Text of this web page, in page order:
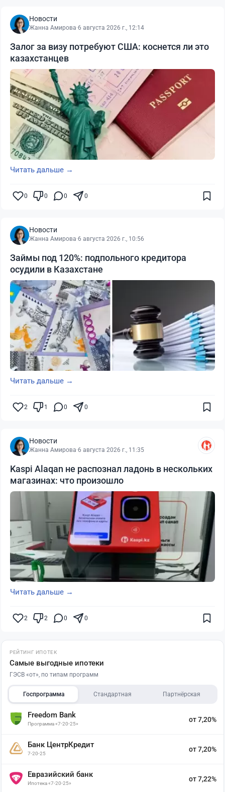
Новости
Жанна Амирова·6 августа 2026 г., 12:14
Залог за визу потребуют США: коснется ли это
казахстанцев
Читать дальше →
0 0 0 0
Новости
Жанна Амирова·6 августа 2026 г., 10:56
Займы под 120%: подпольного кредитора
осудили в Казахстане
Читать дальше →
2 1 0 0
Новости
Жанна Амирова·6 августа 2026 г., 11:35
Kaspi Alaqan не распознал ладонь в нескольких
магазинах: что произошло
Читать дальше →
2 2 0 0
РЕЙТИНГ ИПОТЕК
Самые выгодные ипотеки
ГЭСВ «от», по типам программ
Госпрограмма Стандартная Партнёрская
Freedom Bank
Программа «7-20-25»
от 7,20%
Банк ЦентрКредит
7-20-25
от 7,20%
Евразийский банк
Ипотека «7-20-25»
от 7,22%